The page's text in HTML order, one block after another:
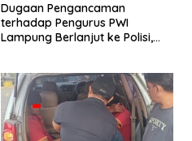
Dugaan Pengancaman
terhadap Pengurus PWI
Lampung Berlanjut ke Polisi,